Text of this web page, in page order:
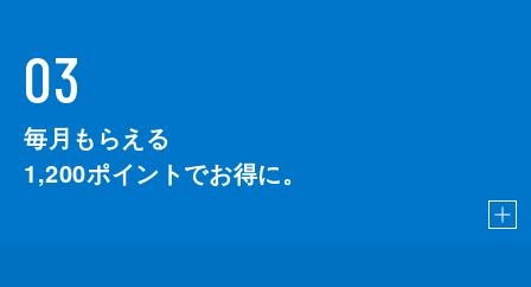
03
毎月もらえる
1,200ポイントでお得に。